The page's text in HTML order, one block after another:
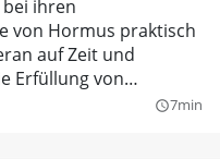
ihren
von Hormus praktisch
auf Zeit und
Erfüllung von
query_builder7min